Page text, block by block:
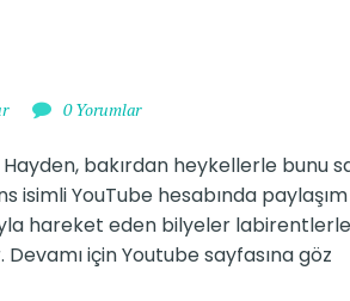
0 Yorumlar
bakırdan heykellerle bunu
isimli YouTube hesabında paylaşım
hareket eden bilyeler labirentlerle
için Youtube sayfasına göz